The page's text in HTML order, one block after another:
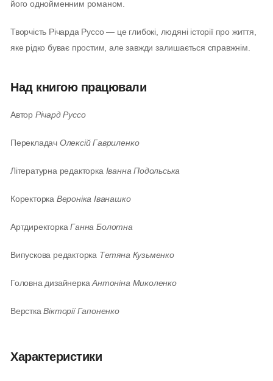
його однойменним романом.
Творчість Річарда Руссо — це глибокі, людяні історії про життя,
яке рідко буває простим, але завжди залишається справжнім.
Над книгою працювали
Автор Річард Руссо
Перекладач Олексій Гавриленко
Літературна редакторка Іванна Подольська
Коректорка Вероніка Іванашко
АртдиректоркаГанна Болотна
Випускова редакторка Тетяна Кузьменко
Головна дизайнеркаАнтоніна Миколенко
ВерсткаВікторії Гапоненко
Характеристики